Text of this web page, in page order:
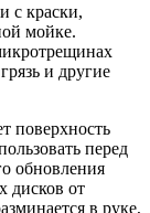
с краски,
мойке.
и другие
поверхность
перед
обновления
дисков от
в руке,